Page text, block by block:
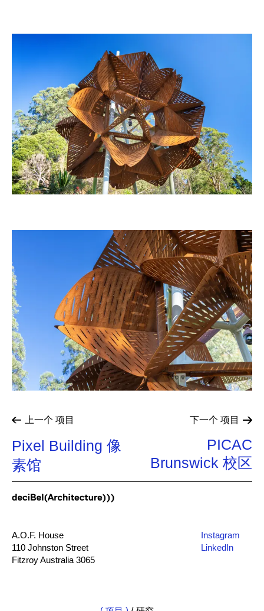
上一个 项目
Pixel Building 像
素馆
下一个 项目
PICAC
Brunswick 校区
A.O.F. House
110 Johnston Street
Fitzroy Australia 3065
Instagram
LinkedIn